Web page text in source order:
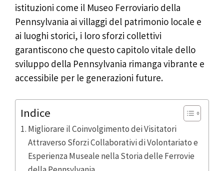
istituzioni come il Museo Ferroviario della
Pennsylvania ai villaggi del patrimonio locale e
ai luoghi storici, i loro sforzi collettivi
garantiscono che questo capitolo vitale dello
sviluppo della Pennsylvania rimanga vibrante e
accessibile per le generazioni future.
Indice
Migliorare il Coinvolgimento dei Visitatori
Attraverso Sforzi Collaborativi di Volontariato e
Esperienza Museale nella Storia delle Ferrovie